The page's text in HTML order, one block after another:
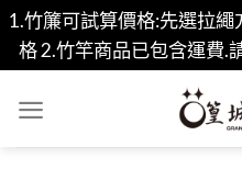
1.竹簾可試算價格:先選拉
格 2.竹竿商品已包含運費.
content